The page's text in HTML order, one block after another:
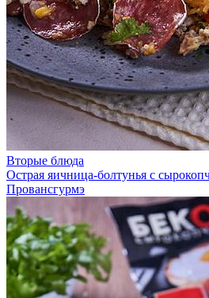
Вторые блюда
Острая яичница-болтунья с
Провансгурмэ